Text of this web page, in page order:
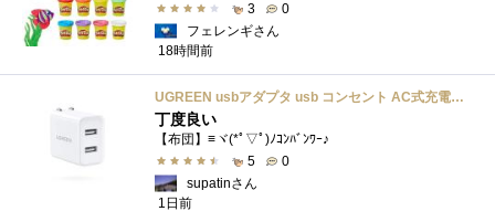
3
0
フェレンギさん
18時間前
UGREEN usbアダプタ usb コンセント AC式充電器 3.1A PSE認証済み 折りたたみ式プラグ 2ポート
丁度良い
【布団】≡ヾ(*ﾟ▽ﾟ)ﾉｺﾝﾊﾞﾝﾜｰ♪
5
0
supatinさん
1日前